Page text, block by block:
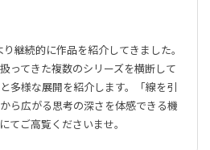
継続的に作品を紹介してきました。
ってきた複数のシリーズを横断して
多様な展開を紹介します。「線を引
ら広がる思考の深さを体感できる機
てご高覧くださいませ。